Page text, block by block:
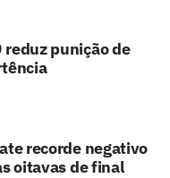
reduz punição de
recorde negativo
oitavas de final